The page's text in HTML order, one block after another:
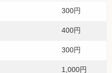
300円
400円
300円
1,000円